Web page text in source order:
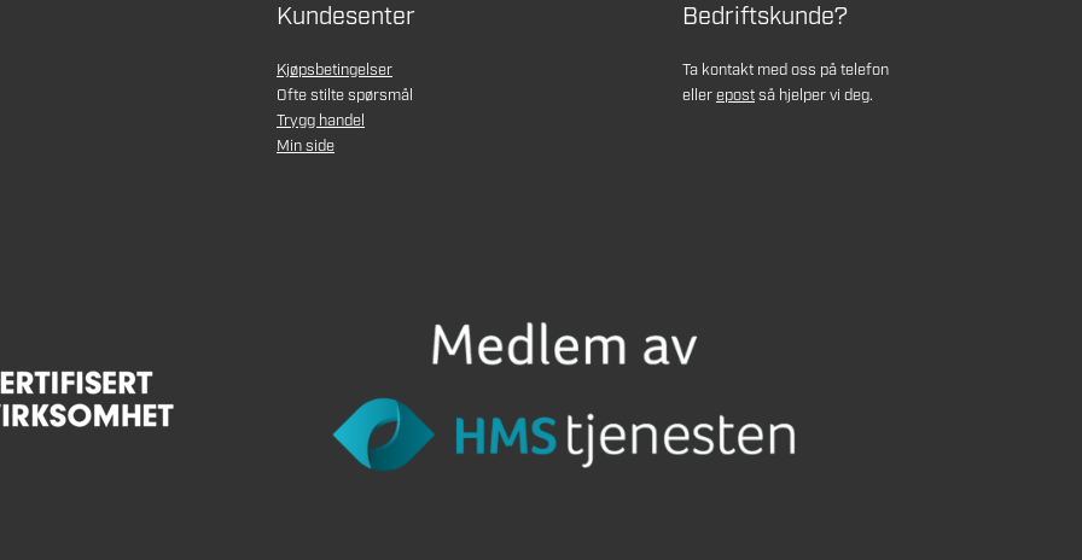
Kundesenter
Kjøpsbetingelser
Ofte stilte spørsmål
Trygg handel
Min side
Bedriftskunde?
Ta kontakt med oss på telefon
ellerepostså hjelper vi deg.